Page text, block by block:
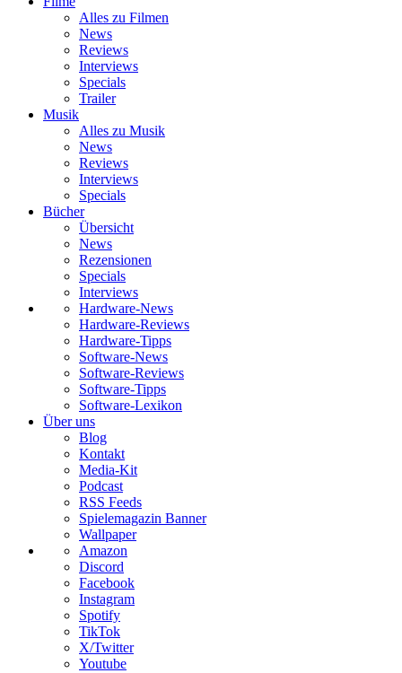
Alles zu Filmen
News
Reviews
Interviews
Specials
Trailer
Musik
Alles zu Musik
News
Reviews
Interviews
Specials
Bücher
Übersicht
News
Rezensionen
Specials
Interviews
Hardware-News
Hardware-Reviews
Hardware-Tipps
Software-News
Software-Reviews
Software-Tipps
Software-Lexikon
Über uns
Blog
Kontakt
Media-Kit
Podcast
RSS Feeds
Spielemagazin Banner
Wallpaper
Amazon
Discord
Facebook
Instagram
Spotify
TikTok
X/Twitter
Youtube